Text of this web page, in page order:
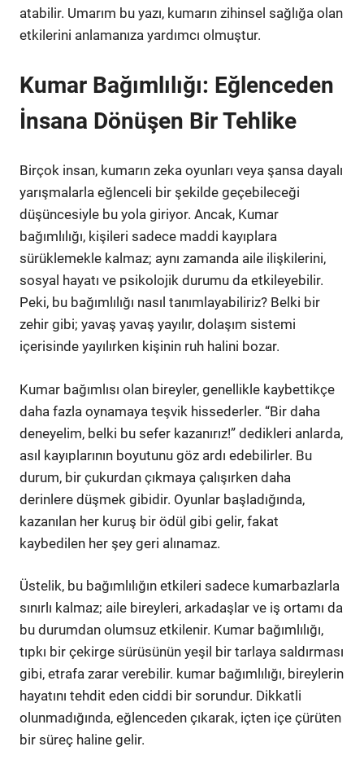
atabilir. Umarım bu yazı, kumarın zihinsel sağlığa olan
etkilerini anlamanıza yardımcı olmuştur.
Kumar Bağımlılığı: Eğlenceden
İnsana Dönüşen Bir Tehlike
Birçok insan, kumarın zeka oyunları veya şansa dayalı
yarışmalarla eğlenceli bir şekilde geçebileceği
düşüncesiyle bu yola giriyor. Ancak, Kumar
bağımlılığı, kişileri sadece maddi kayıplara
sürüklemekle kalmaz; aynı zamanda aile ilişkilerini,
sosyal hayatı ve psikolojik durumu da etkileyebilir.
Peki, bu bağımlılığı nasıl tanımlayabiliriz? Belki bir
zehir gibi; yavaş yavaş yayılır, dolaşım sistemi
içerisinde yayılırken kişinin ruh halini bozar.
Kumar bağımlısı olan bireyler, genellikle kaybettikçe
daha fazla oynamaya teşvik hissederler. “Bir daha
deneyelim, belki bu sefer kazanırız!” dedikleri anlarda,
asıl kayıplarının boyutunu göz ardı edebilirler. Bu
durum, bir çukurdan çıkmaya çalışırken daha
derinlere düşmek gibidir. Oyunlar başladığında,
kazanılan her kuruş bir ödül gibi gelir, fakat
kaybedilen her şey geri alınamaz.
Üstelik, bu bağımlılığın etkileri sadece kumarbazlarla
sınırlı kalmaz; aile bireyleri, arkadaşlar ve iş ortamı da
bu durumdan olumsuz etkilenir. Kumar bağımlılığı,
tıpkı bir çekirge sürüsünün yeşil bir tarlaya saldırması
gibi, etrafa zarar verebilir. kumar bağımlılığı, bireylerin
hayatını tehdit eden ciddi bir sorundur. Dikkatli
olunmadığında, eğlenceden çıkarak, içten içe çürüten
bir süreç haline gelir.